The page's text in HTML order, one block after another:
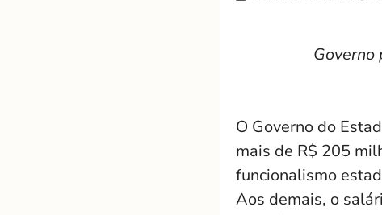
O Governo do
mais de R$ 205
funcionalismo
Aos demais, o